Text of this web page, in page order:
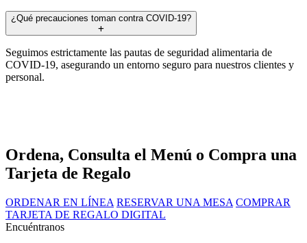
¿Qué precauciones toman contra COVID-19?
Seguimos estrictamente las pautas de seguridad alimentaria de
COVID-19, asegurando un entorno seguro para nuestros clientes y
personal.
Ordena, Consulta el Menú o Compra una
Tarjeta de Regalo
ORDENAR EN LÍNEA RESERVAR UNA MESA COMPRAR
TARJETA DE REGALO DIGITAL
Encuéntranos